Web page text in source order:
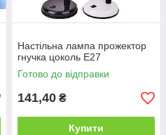
Настільна лампа прожектор
гнучка цоколь E27
Готово до відправки
141,40 ₴
Купити